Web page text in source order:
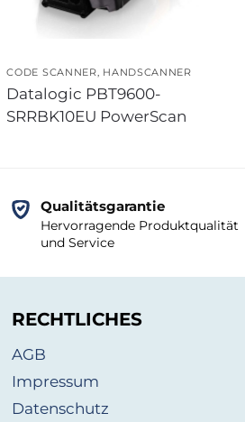
CODE SCANNER, HANDSCANNER
Datalogic PBT9600-
SRRBK10EU PowerScan
Qualitätsgarantie
Hervorragende Produktqualität
und Service
RECHTLICHES
AGB
Impressum
Datenschutz